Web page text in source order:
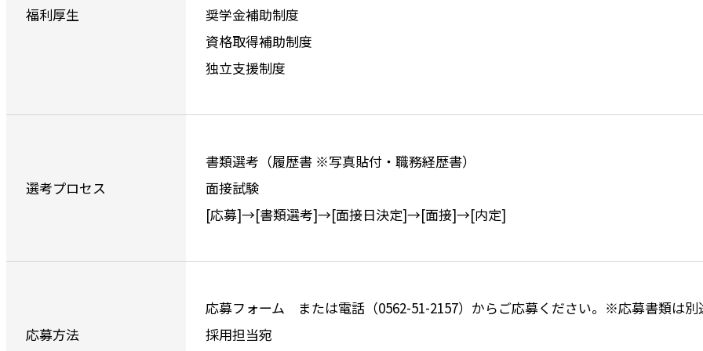
福利厚生
奨学金補助制度
資格取得補助制度
独立支援制度
選考プロセス
書類選考（履歴書 ※写真貼付・職務経歴書）
面接試験
[応募]→[書類選考]→[面接日決定]→[面接]→[内定]
応募方法
応募フォーム または電話（0562-51-2157）からご応募ください。※応募書類は別
採用担当宛